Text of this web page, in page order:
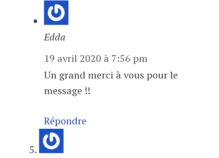
Edda
19 avril 2020 à 7:56 pm
Un grand merci à vous pour le
message !!
Répondre